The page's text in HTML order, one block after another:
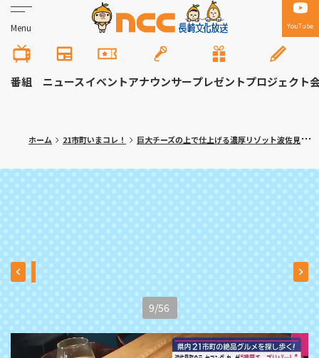
Menu YouTube
番組 ニュースイベントアナウンサープレゼントプロジェクト
ホーム 21市町いまコレ！ 巨大チーズの上で仕上げる濃厚リゾット波佐見町「ラ・セコンダ・カーザ」〈満腹記者がゆく⑬〉
9/56